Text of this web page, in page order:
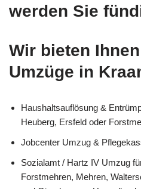
werden Sie
Wir bieten
Umzüge in
Haushaltsauflösung &
Heuberg, Ersfeld oder
Jobcenter Umzug &
Sozialamt / Hartz IV Umzug
Forstmehren, Mehren,